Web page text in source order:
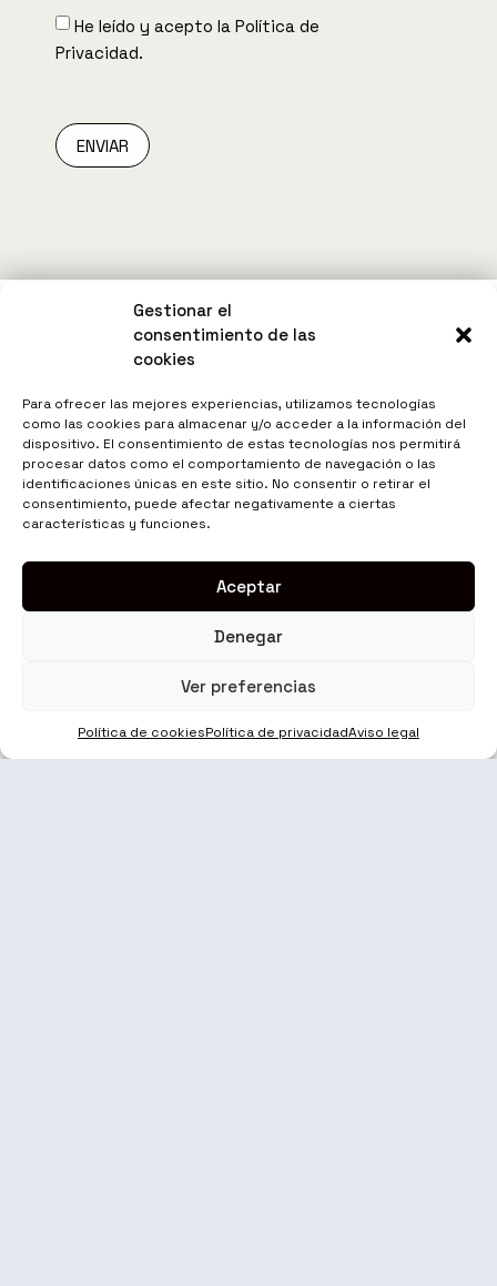
Gestionar el
consentimiento de las
cookies
Para ofrecer las mejores experiencias, utilizamos tecnologías
como las cookies para almacenar y/o acceder a la información del
dispositivo. El consentimiento de estas tecnologías nos permitirá
procesar datos como el comportamiento de navegación o las
identificaciones únicas en este sitio. No consentir o retirar el
consentimiento, puede afectar negativamente a ciertas
características y funciones.
Aceptar
Denegar
Ver preferencias
Política de cookiesPolítica de privacidadAviso legal
He leído y acepto la Política de
Privacidad.
ENVIAR